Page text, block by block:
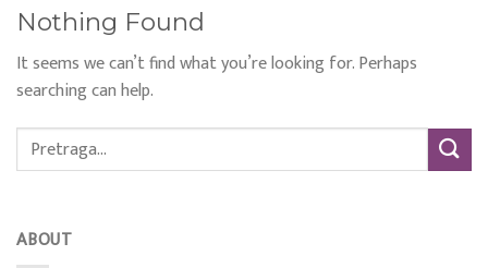
Nothing Found
It seems we can’t find what you’re looking for. Perhaps
searching can help.
ABOUT